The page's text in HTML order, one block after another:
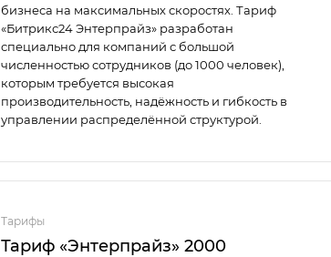
бизнеса на максимальных скоростях. Тариф
«Битрикс24 Энтерпрайз» разработан
специально для компаний с большой
численностью сотрудников (до 1000 человек),
которым требуется высокая
производительность, надёжность и гибкость в
управлении распределённой структурой.
Тарифы
Тариф «Энтерпрайз» 2000